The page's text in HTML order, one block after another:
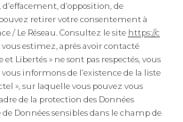
d’effacement, d’opposition, de
retirer votre consentement à
/ Le Réseau. Consultez le site https://c
estimez, après avoir contacté
Libertés » ne sont pas respectés, vous
informons de l’existence de la liste
», sur laquelle vous pouvez vous
de la protection des Données
Données sensibles dans le champ de